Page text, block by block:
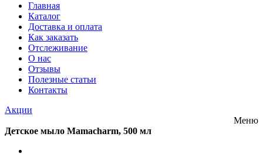
Главная
Каталог
Доставка и оплата
Как заказать
Отслеживание
О нас
Отзывы
Полезные статьи
Контакты
Акции
Меню
Детское мыло Mamacharm, 500 мл